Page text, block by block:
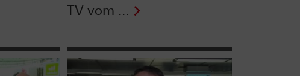
TV vom ...